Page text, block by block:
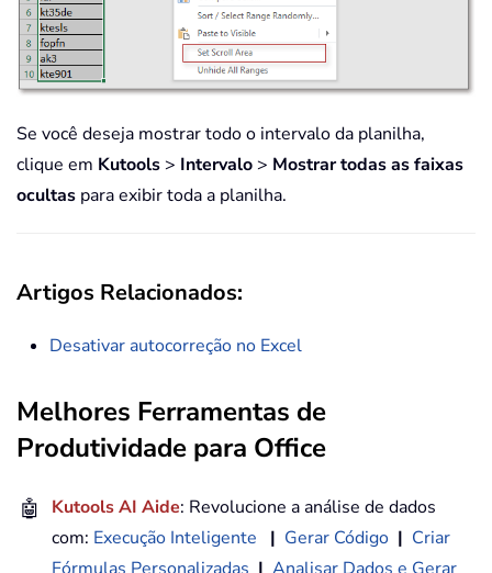
Se você deseja mostrar todo o intervalo da planilha,
clique em Kutools > Intervalo > Mostrar todas as faixas
ocultas para exibir toda a planilha.
Artigos Relacionados:
Desativar autocorreção no Excel
Melhores Ferramentas de
Produtividade para Office
🤖 Kutools AI Aide: Revolucione a análise de dados
com: Execução Inteligente | Gerar Código | Criar